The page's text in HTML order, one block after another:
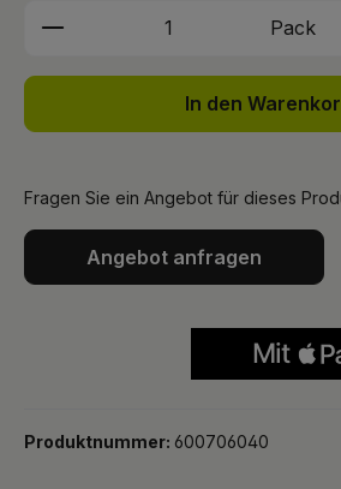
Produkt Anzahl: GibPack
In den
Fragen Sie ein Angebot für dieses
Angebot anfragen
Produktnummer: 600706040